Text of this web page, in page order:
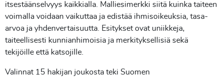
itsestäänselvyys kaikkialla. Malliesimerkki siitä kuinka taiteen
voimalla voidaan vaikuttaa ja edistää ihmisoikeuksia, tasa-
arvoa ja yhdenvertaisuutta. Esitykset ovat uniikkeja,
taiteellisesti kunnianhimoisia ja merkityksellisiä sekä
tekijöille että katsojille.
Valinnat 15 hakijan joukosta teki Suomen